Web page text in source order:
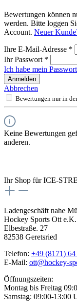
Bewertungen können
werden. Bitte loggen
Account. Neuer
Ihre E-Mail-Adresse *
Ihr Passwort *
Ich habe mein
Anmelden
Abbrechen
Bewertungen nur in
Keine Bewertungen
anderen.
Ihr Shop für ICE-
Ladengeschäft nahe
Hockey Sports Ott e.K.
Elbestraße. 27
82538 Geretsried
Telefon: +49 (8171)
E-Mail: ott@hockey-
Öffnungszeiten:
Montag bis Freitag
Samstag: 09:00-13:00